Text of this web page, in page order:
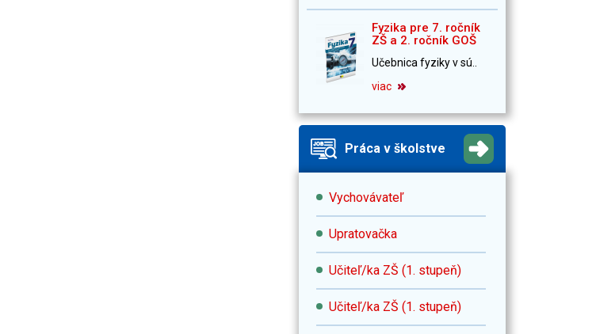
Fyzika pre 7. ročník
ZŠ a 2. ročník GOŠ
Učebnica fyziky v sú..
viac
Práca v školstve
Vychovávateľ
Upratovačka
Učiteľ/ka ZŠ (1. stupeň)
Učiteľ/ka ZŠ (1. stupeň)